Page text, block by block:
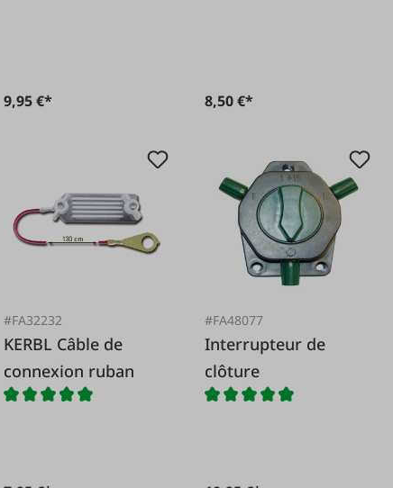
9,95 €* 8,50 €*
#FA32232
KERBL Câble de
connexion ruban
#FA48077
Interrupteur de
clôture